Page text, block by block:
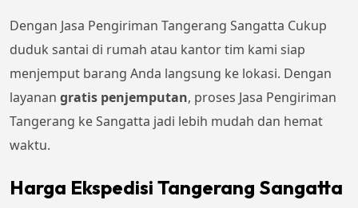
Dengan Jasa Pengiriman Tangerang Sangatta Cukup
duduk santai di rumah atau kantor tim kami siap
menjemput barang Anda langsung ke lokasi. Dengan
layanan gratis penjemputan, proses Jasa Pengiriman
Tangerang ke Sangatta jadi lebih mudah dan hemat
waktu.
Harga Ekspedisi Tangerang Sangatta